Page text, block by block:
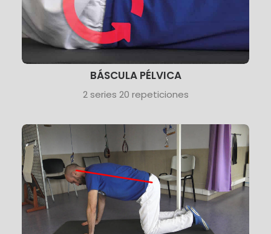
BÁSCULA PÉLVICA
2 series 20 repeticiones